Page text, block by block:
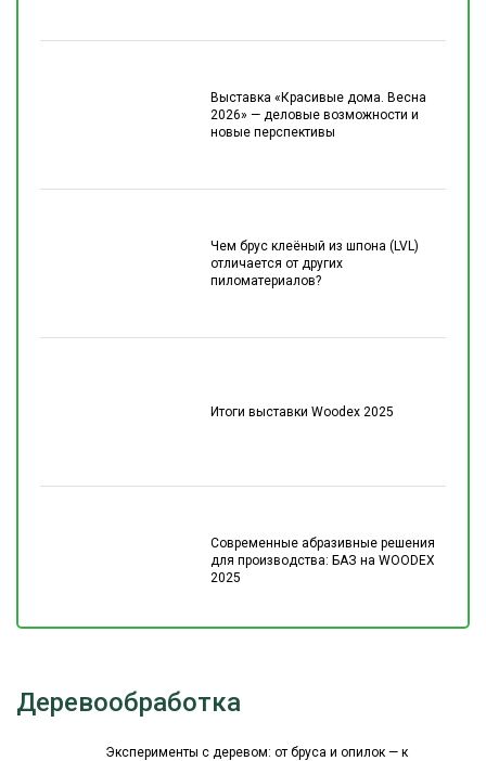
Выставка «Красивые дома. Весна
2026» — деловые возможности и
новые перспективы
Чем брус клеёный из шпона (LVL)
отличается от других
пиломатериалов?
Итоги выставки Woodex 2025
Современные абразивные решения
для производства: БАЗ на WOODEX
2025
Деревообработка
Эксперименты с деревом: от бруса и опилок — к